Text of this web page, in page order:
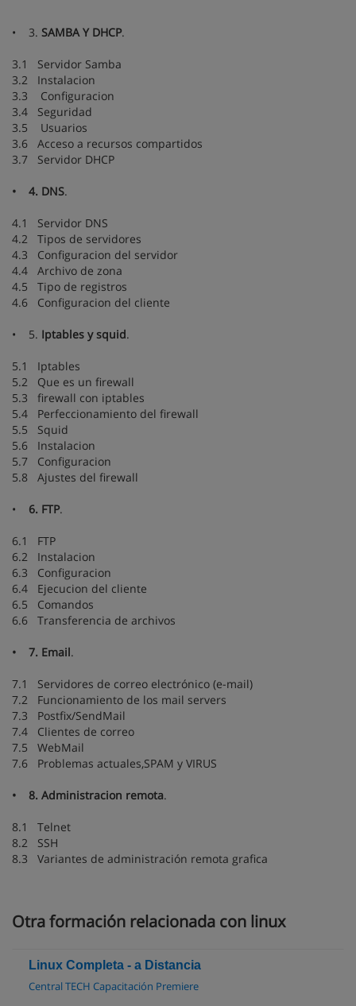
• 3. SAMBA Y DHCP.
3.1 Servidor Samba
3.2 Instalacion
3.3 Configuracion
3.4 Seguridad
3.5 Usuarios
3.6 Acceso a recursos compartidos
3.7 Servidor DHCP
• 4. DNS.
4.1 Servidor DNS
4.2 Tipos de servidores
4.3 Configuracion del servidor
4.4 Archivo de zona
4.5 Tipo de registros
4.6 Configuracion del cliente
• 5. Iptables y squid.
5.1 Iptables
5.2 Que es un firewall
5.3 firewall con iptables
5.4 Perfeccionamiento del firewall
5.5 Squid
5.6 Instalacion
5.7 Configuracion
5.8 Ajustes del firewall
• 6. FTP.
6.1 FTP
6.2 Instalacion
6.3 Configuracion
6.4 Ejecucion del cliente
6.5 Comandos
6.6 Transferencia de archivos
• 7. Email.
7.1 Servidores de correo electrónico (e-mail)
7.2 Funcionamiento de los mail servers
7.3 Postfix/SendMail
7.4 Clientes de correo
7.5 WebMail
7.6 Problemas actuales,SPAM y VIRUS
• 8. Administracion remota.
8.1 Telnet
8.2 SSH
8.3 Variantes de administración remota grafica
Otra formación relacionada con linux
Linux Completa - a Distancia
Central TECH Capacitación Premiere